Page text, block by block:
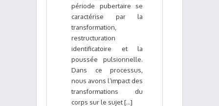
période pubertaire se
caractérise par la
transformation,
restructuration
identificatoire et la
poussée pulsionnelle.
Dans ce processus,
nous avons l’impact des
transformations du
corps sur le sujet [...]